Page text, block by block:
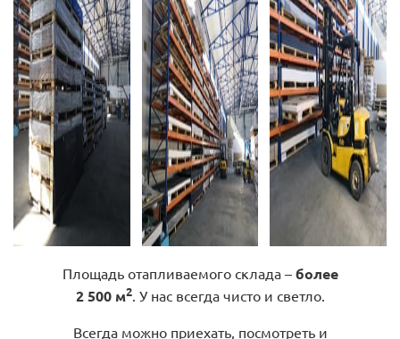
Площадь отапливаемого склада – более
2 500 м2. У нас всегда чисто и светло.
Всегда можно приехать, посмотреть и